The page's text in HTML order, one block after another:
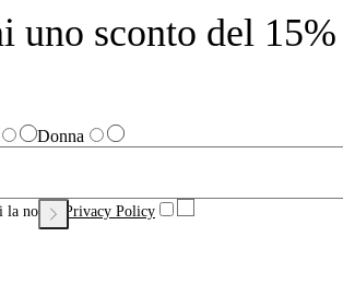
sconto del
Donna
la nostra Privacy Policy